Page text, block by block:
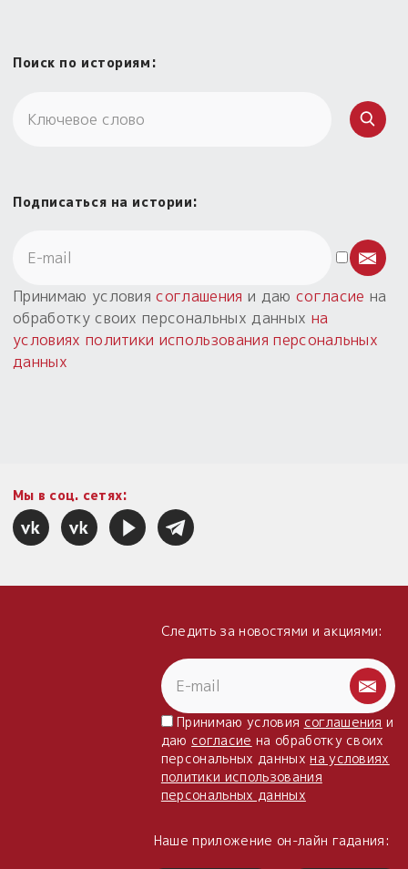
Поиск по историям:
Подписаться на истории:
Принимаю условиясоглашения и даю согласие на
обработку своих персональных данных на
условиях политики использования персональных
данных
Мы в соц. сетях:
Следить за новостями и акциями:
Принимаю условия соглашения и
даю согласие на обработку своих
персональных данныхна условиях
политики использования
персональных данных
Наше приложение он-лайн гадания: